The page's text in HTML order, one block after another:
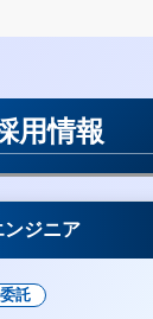
用情報
ンジニア
託